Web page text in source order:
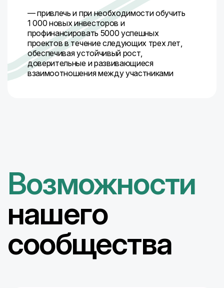
— привлечь и при необходимости обучить
1 000 новых инвесторов и
профинансировать 5000 успешных
проектов в течение следующих трех лет,
обеспечивая устойчивый рост,
доверительные и развивающиеся
взаимоотношения между участниками
Возможности
нашего
сообщества